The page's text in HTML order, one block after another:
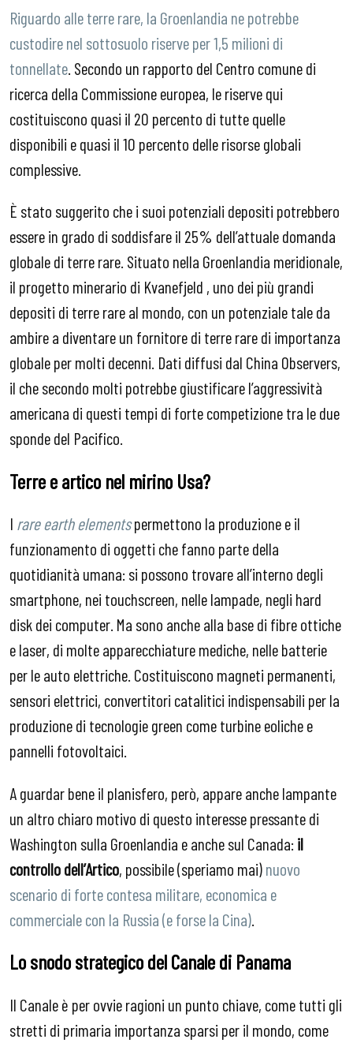
Riguardo alle terre rare, la Groenlandia ne potrebbe
custodire nel sottosuolo riserve per 1,5 milioni di
tonnellate . Secondo un rapporto del Centro comune di
ricerca della Commissione europea, le riserve qui
costituiscono quasi il 20 percento di tutte quelle
disponibili e quasi il 10 percento delle risorse globali
complessive.
È stato suggerito che i suoi potenziali depositi potrebbero
essere in grado di soddisfare il 25% dell’attuale domanda
globale di terre rare. Situato nella Groenlandia meridionale,
il progetto minerario di Kvanefjeld , uno dei più grandi
depositi di terre rare al mondo, con un potenziale tale da
ambire a diventare un fornitore di terre rare di importanza
globale per molti decenni. Dati diffusi dal China Observers,
il che secondo molti potrebbe giustificare l’aggressività
americana di questi tempi di forte competizione tra le due
sponde del Pacifico.
Terre e artico nel mirino Usa?
I rare earth elementspermettono la produzione e il
funzionamento di oggetti che fanno parte della
quotidianità umana: si possono trovare all’interno degli
smartphone, nei touchscreen, nelle lampade, negli hard
disk dei computer. Ma sono anche alla base di fibre ottiche
e laser, di molte apparecchiature mediche, nelle batterie
per le auto elettriche. Costituiscono magneti permanenti,
sensori elettrici, convertitori catalitici indispensabili per la
produzione di tecnologie green come turbine eoliche e
pannelli fotovoltaici.
A guardar bene il planisfero, però, appare anche lampante
un altro chiaro motivo di questo interesse pressante di
Washington sulla Groenlandia e anche sul Canada: il
controllo dell’Artico, possibile (speriamo mai)nuovo
scenario di forte contesa militare, economica e
commerciale con la Russia (e forse la Cina)
Lo snodo strategico del Canale di Panama
Il Canale è per ovvie ragioni un punto chiave, come tutti gli
stretti di primaria importanza sparsi per il mondo, come